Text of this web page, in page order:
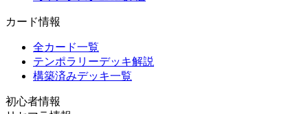
カード情報
全カード一覧
テンポラリーデッキ解説
構築済みデッキ一覧
初心者情報